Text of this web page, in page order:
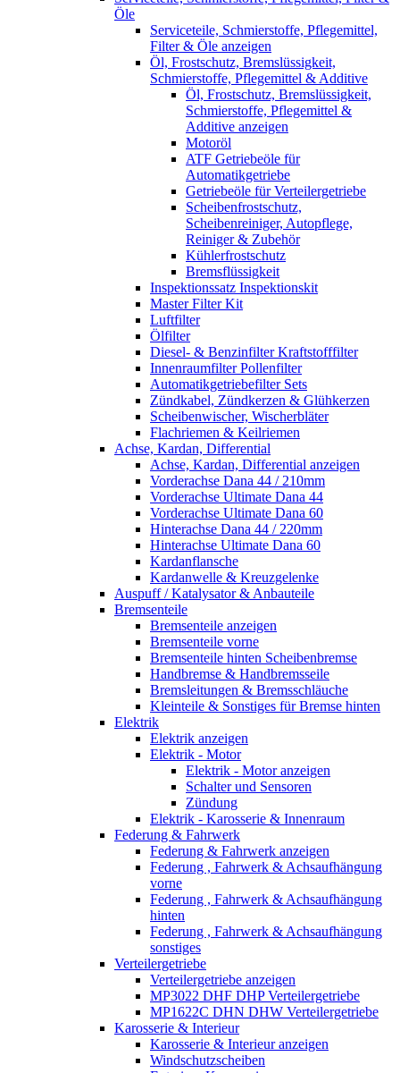
Öle
Serviceteile, Schmierstoffe, Pflegemittel,
Filter & Öle anzeigen
Öl, Frostschutz, Bremslüssigkeit,
Schmierstoffe, Pflegemittel & Additive
Öl, Frostschutz, Bremslüssigkeit,
Schmierstoffe, Pflegemittel &
Additive anzeigen
Motoröl
ATF Getriebeöle für
Automatikgetriebe
Getriebeöle für Verteilergetriebe
Scheibenfrostschutz,
Scheibenreiniger, Autopflege,
Reiniger & Zubehör
Kühlerfrostschutz
Bremsflüssigkeit
Inspektionssatz Inspektionskit
Master Filter Kit
Luftfilter
Ölfilter
Diesel- & Benzinfilter Kraftstofffilter
Innenraumfilter Pollenfilter
Automatikgetriebefilter Sets
Zündkabel, Zündkerzen & Glühkerzen
Scheibenwischer, Wischerbläter
Flachriemen & Keilriemen
Achse, Kardan, Differential
Achse, Kardan, Differential anzeigen
Vorderachse Dana 44 / 210mm
Vorderachse Ultimate Dana 44
Vorderachse Ultimate Dana 60
Hinterachse Dana 44 / 220mm
Hinterachse Ultimate Dana 60
Kardanflansche
Kardanwelle & Kreuzgelenke
Auspuff / Katalysator & Anbauteile
Bremsenteile
Bremsenteile anzeigen
Bremsenteile vorne
Bremsenteile hinten Scheibenbremse
Handbremse & Handbremsseile
Bremsleitungen & Bremsschläuche
Kleinteile & Sonstiges für Bremse hinten
Elektrik
Elektrik anzeigen
Elektrik - Motor
Elektrik - Motor anzeigen
Schalter und Sensoren
Zündung
Elektrik - Karosserie & Innenraum
Federung & Fahrwerk
Federung & Fahrwerk anzeigen
Federung , Fahrwerk & Achsaufhängung
vorne
Federung , Fahrwerk & Achsaufhängung
hinten
Federung , Fahrwerk & Achsaufhängung
sonstiges
Verteilergetriebe
Verteilergetriebe anzeigen
MP3022 DHF DHP Verteilergetriebe
MP1622C DHN DHW Verteilergetriebe
Karosserie & Interieur
Karosserie & Interieur anzeigen
Windschutzscheiben